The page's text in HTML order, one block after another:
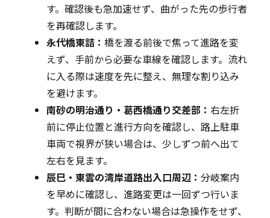
す。確認後も急加速せず、曲がった先の歩行者
を再確認します。
永代橋東詰：橋を渡る前後で焦って進路を変
えず、手前から必要な車線を確認します。流れ
に入る際は速度を先に整え、無理な割り込み
を避けます。
南砂の明治通り・葛西橋通り交差部：右左折
前に停止位置と進行方向を確認し、路上駐車
車両で視界が狭い場合は、少しずつ前へ出て
左右を見ます。
辰巳・東雲の湾岸道路出入口周辺：分岐案内
を早めに確認し、進路変更は一回ずつ行いま
す。判断が間に合わない場合は急操作をせず、